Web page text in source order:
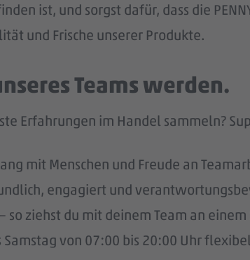
ist, und sorgst dafür, dass die
und Frische unserer Produkte.
Teams werden.
Erfahrungen im Handel sammeln?
mit Menschen und Freude an
engagiert und
so ziehst du mit deinem Team an einem
Samstag von 07:00 bis 20:00 Uhr